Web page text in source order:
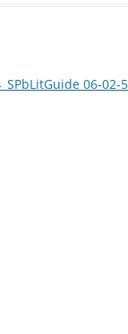
SPbLitGuide 06-02-5